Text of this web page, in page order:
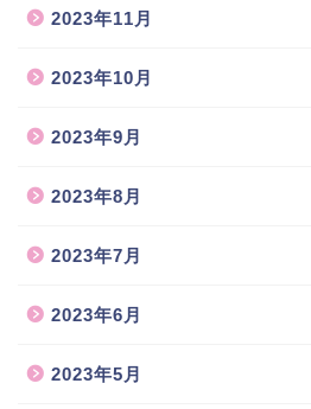
2023年11月
2023年10月
2023年9月
2023年8月
2023年7月
2023年6月
2023年5月